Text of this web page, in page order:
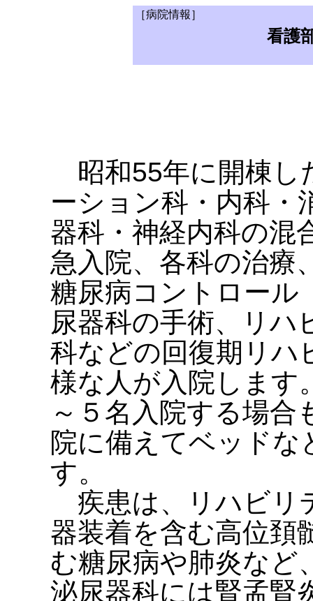
［病院情報］
看護
昭和55年に開棟し
ーション科・内科・
器科・神経内科の混
急入院、各科の治療
糖尿病コントロール
尿器科の手術、リハ
科などの回復期リハ
様な人が入院します
～５名入院する場合
院に備えてベッド
す。
疾患は、リハビリ
器装着を含む高位頚
む糖尿病や肺炎など
泌尿器科には腎孟腎